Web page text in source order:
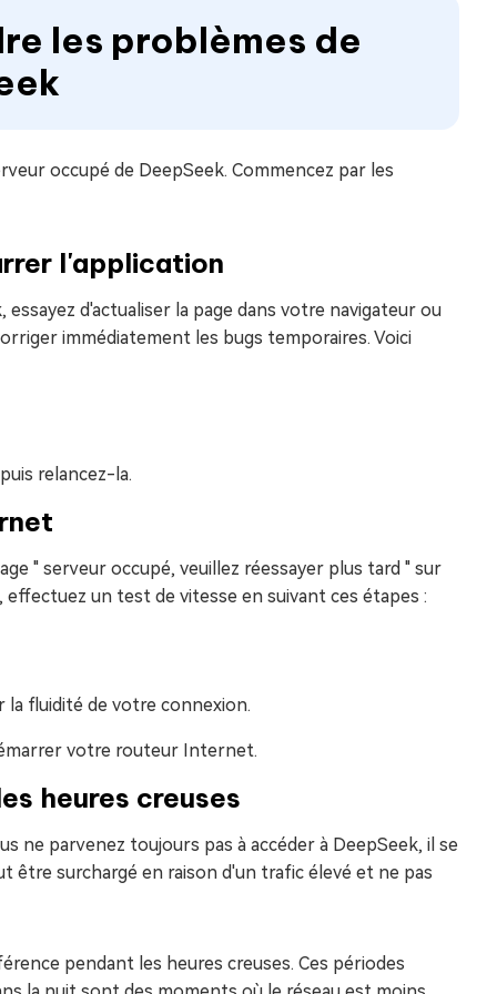
les problèmes de
occupé de DeepSeek. Commencez par les
l'application
d'actualiser la page dans votre navigateur ou
immédiatement les bugs temporaires. Voici
relancez-la.
" serveur occupé, veuillez réessayer plus tard " sur
un test de vitesse en suivant ces étapes :
la fluidité de votre connexion.
votre routeur Internet.
heures creuses
parvenez toujours pas à accéder à DeepSeek, il se
être surchargé en raison d'un trafic élevé et ne pas
pendant les heures creuses. Ces périodes